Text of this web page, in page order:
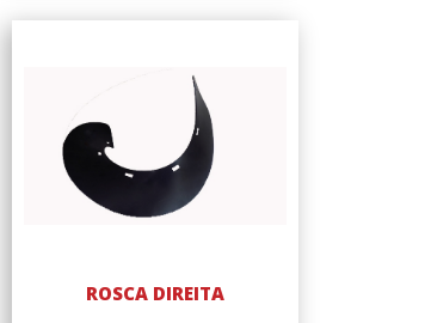
ROSCA DIREITA